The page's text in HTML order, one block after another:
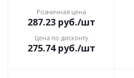
Розничная цена
287.23руб./шт
Цена по дисконту
275.74руб./шт